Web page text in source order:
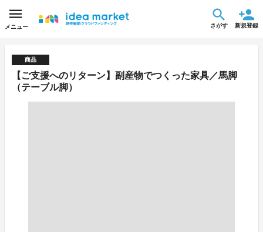
メニュー さがす 新規登録
商品
【ご支援へのリターン】副産物でつくった家具／馬脚
（テーブル脚）